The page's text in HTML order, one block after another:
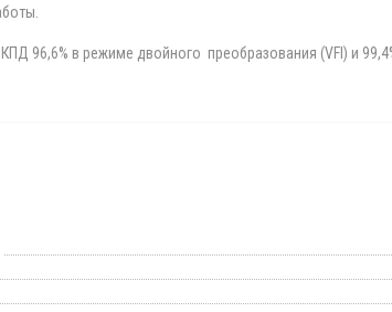
96,6% в режиме двойного преобразования (VFI) и